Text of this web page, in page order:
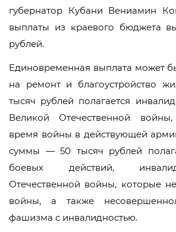
губернатор Кубани Вениамин
выплаты из краевого бюджета
рублей.
Единовременная выплата может
на ремонт и благоустройство
тысяч рублей полагается
Великой Отечественной
время войны в действующей
суммы — 50 тысяч рублей
боевых действий,
Отечественной войны, которые
войны, а также
фашизма с инвалидностью.